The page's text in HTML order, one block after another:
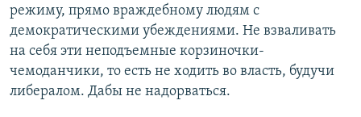
режиму, прямо враждебному людям с
демократическими убеждениями. Не взваливать
на себя эти неподъемные корзиночки-
чемоданчики, то есть не ходить во власть, будучи
либералом. Дабы не надорваться.